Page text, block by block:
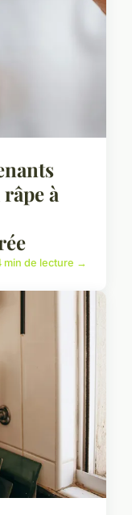
à
min de lecture →